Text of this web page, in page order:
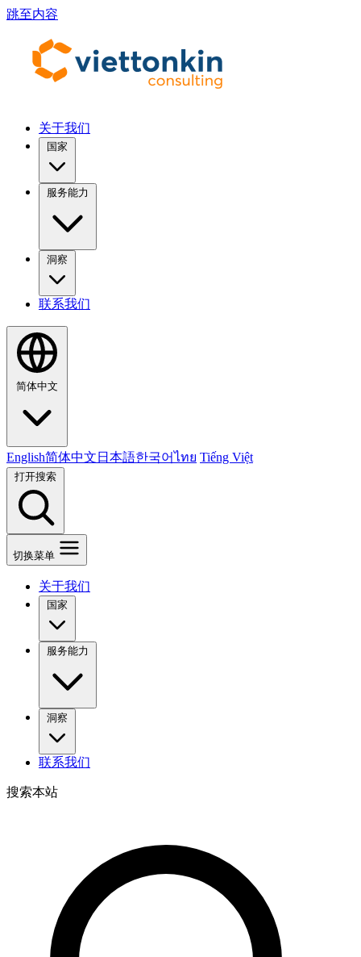
跳至内容
关于我们
国家
服务能力
洞察
联系我们
简体中文
English简体中文 日本語한국어ไทย Tiếng Việt
打开搜索
切换菜单
关于我们
国家
服务能力
洞察
联系我们
搜索本站